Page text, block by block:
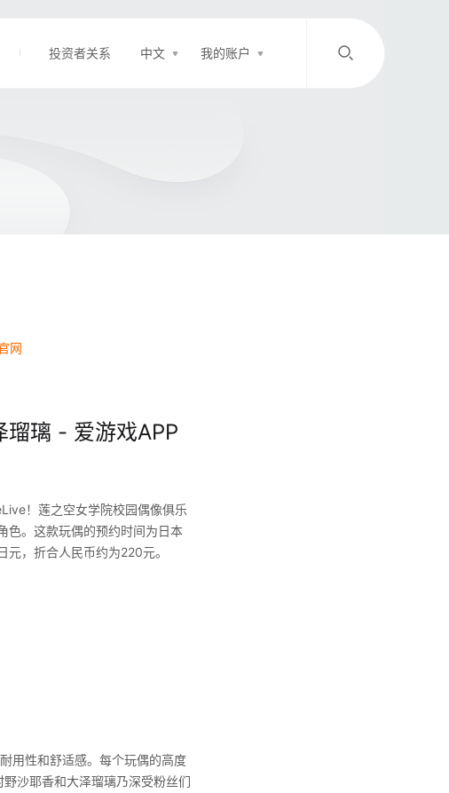
投资者关系 中文 我的账户
/
网
瑠璃 - 爱游戏APP
！莲之空女学院校园偶像俱乐
色。这款玩偶的预约时间为日本
，折合人民币约为220元。
用性和舒适感。每个玩偶的高度
沙耶香和大泽瑠璃乃深受粉丝们